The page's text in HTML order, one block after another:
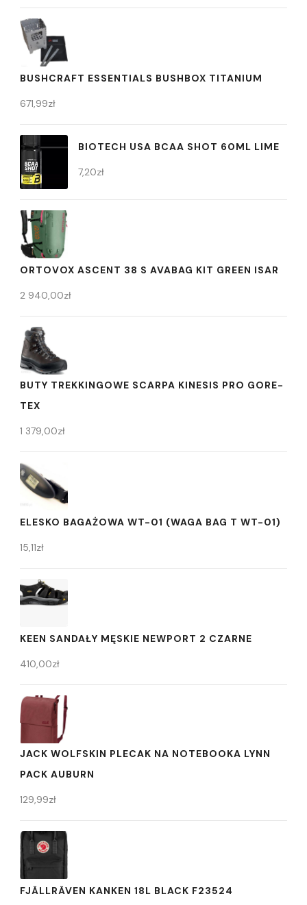
BUSHCRAFT ESSENTIALS BUSHBOX TITANIUM
671,99zł
BIOTECH USA BCAA SHOT 60ML LIME
7,20zł
ORTOVOX ASCENT 38 S AVABAG KIT GREEN ISAR
2 940,00zł
BUTY TREKKINGOWE SCARPA KINESIS PRO GORE-
TEX
1 379,00zł
ELESKO BAGAŻOWA WT-01 (WAGA BAG T WT-01)
15,11zł
KEEN SANDAŁY MĘSKIE NEWPORT 2 CZARNE
410,00zł
JACK WOLFSKIN PLECAK NA NOTEBOOKA LYNN
PACK AUBURN
129,99zł
FJÄLLRÄVEN KANKEN 18L BLACK F23524